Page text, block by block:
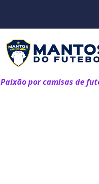
Paixão por camisas de